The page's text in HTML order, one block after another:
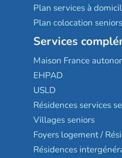
Plan services à
Plan colocation seniors
Services
Maison France
EHPAD
USLD
Résidences services
Villages seniors
Foyers logement /
Résidences